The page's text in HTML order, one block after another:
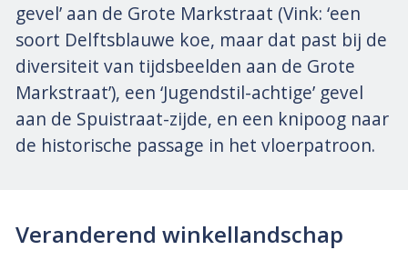
gevel’ aan de Grote Markstraat (Vink: ‘een
soort Delftsblauwe koe, maar dat past bij de
diversiteit van tijdsbeelden aan de Grote
Markstraat’), een ‘Jugendstil-achtige’ gevel
aan de Spuistraat-zijde, en een knipoog naar
de historische passage in het vloerpatroon.
Veranderend winkellandschap